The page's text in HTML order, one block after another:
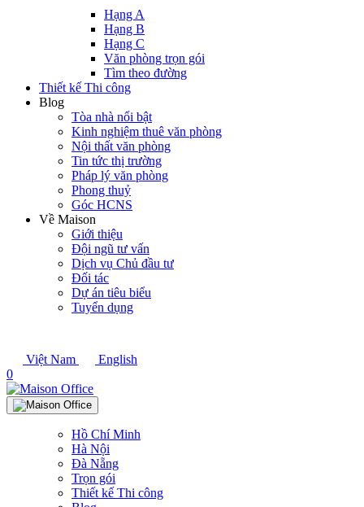
Hạng A
Hạng B
Hạng C
Văn phòng trọn gói
Tìm theo đường
Thiết kế Thi công
Blog
Tòa nhà nổi bật
Kinh nghiệm thuê văn phòng
Nội thất văn phòng
Tin tức thị trường
Pháp lý văn phòng
Phong thuỷ
Góc HCNS
Về Maison
Giới thiệu
Đội ngũ tư vấn
Dịch vụ Chủ đầu tư
Đối tác
Dự án tiêu biểu
Tuyển dụng
Việt Nam
English
0
Hồ Chí Minh
Hà Nội
Đà Nẵng
Trọn gói
Thiết kế Thi công